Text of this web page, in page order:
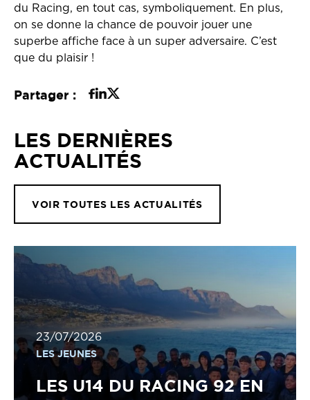
du Racing, en tout cas, symboliquement. En plus,
on se donne la chance de pouvoir jouer une
superbe affiche face à un super adversaire. C’est
que du plaisir !
Partager :
LES DERNIÈRES
ACTUALITÉS
VOIR TOUTES LES ACTUALITÉS
23/07/2026
LES JEUNES
LES U14 DU RACING 92 EN